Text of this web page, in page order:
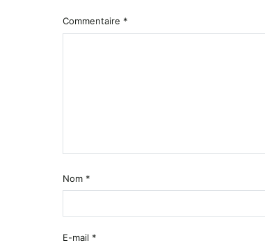
Commentaire *
Nom *
E-mail *